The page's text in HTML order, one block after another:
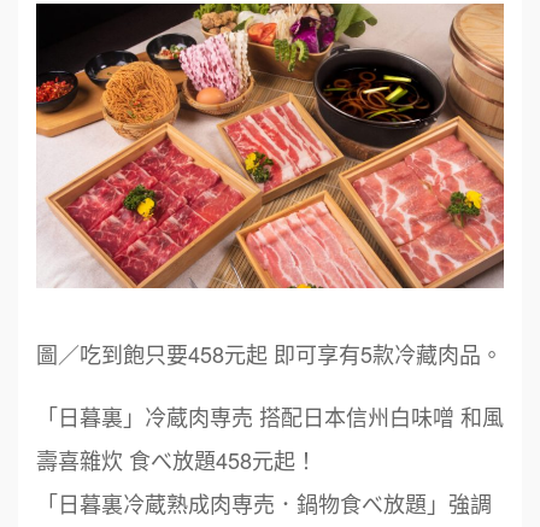
圖／吃到飽只要458元起 即可享有5款冷藏肉品。
「日暮裏」冷蔵肉専売 搭配日本信州白味噌 和風
壽喜雜炊 食べ放題458元起！
「日暮裏冷蔵熟成肉専売．鍋物食べ放題」強調